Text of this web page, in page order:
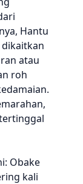
Hantu
atau
roh
Obake
kali